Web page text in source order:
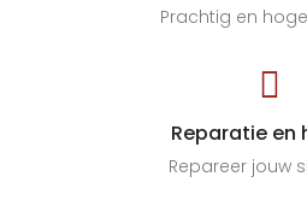
Prachtig en

Reparatie en
Repareer jouw